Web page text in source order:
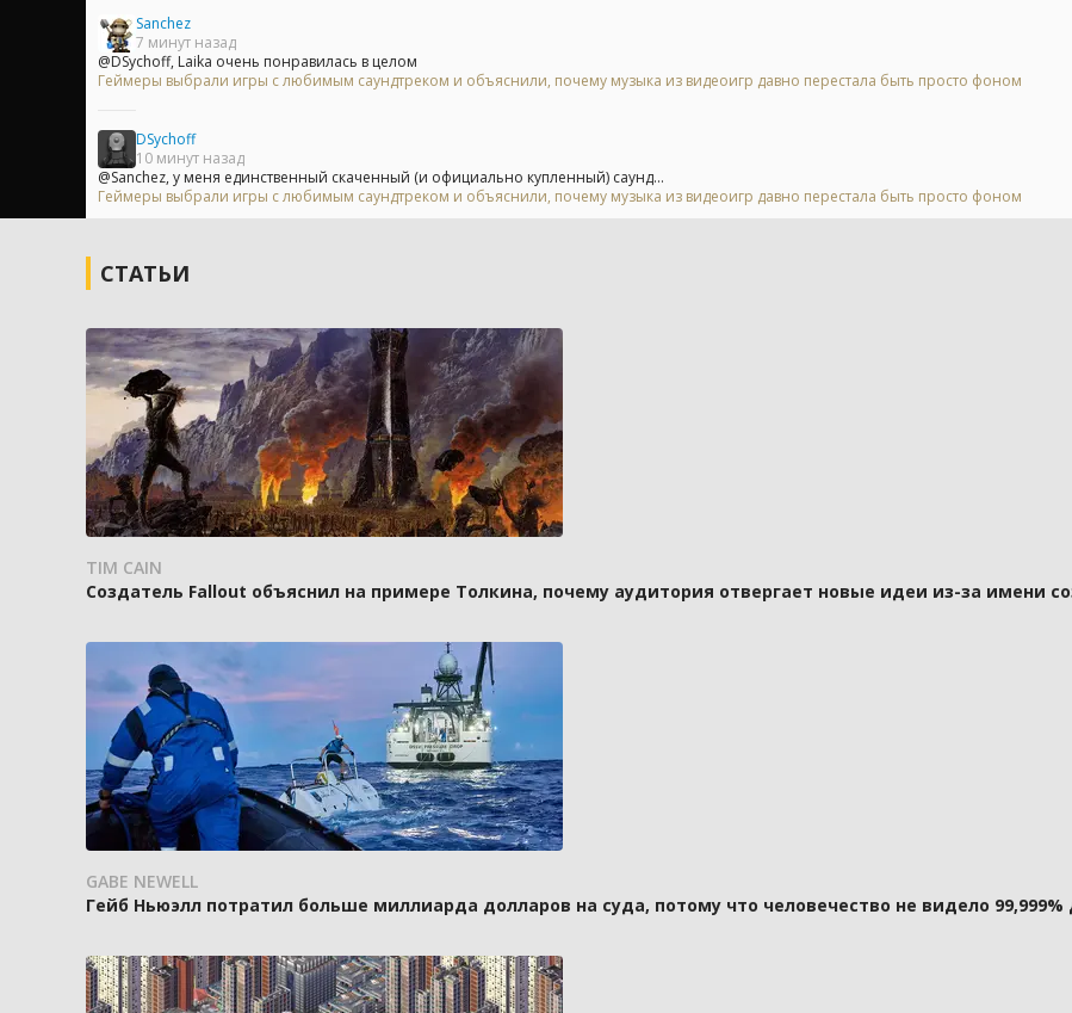
Sanchez
7 минут назад
@DSychoff, Laika очень понравилась в целом
Геймеры выбрали игры с любимым саундтреком и объяснили, почему музыка из видеоигр давно перестала быть просто фоном
DSychoff
10 минут назад
@Sanchez, у меня единственный скаченный (и официально купленный) саунд...
Геймеры выбрали игры с любимым саундтреком и объяснили, почему музыка из видеоигр давно перестала быть просто фоном
СТАТЬИ
TIM CAIN
Создатель Fallout объяснил на примере Толкина, почему аудитория отвергает новые идеи из-за имени
GABE NEWELL
Гейб Ньюэлл потратил больше миллиарда долларов на суда, потому что человечество не видело 99,999%